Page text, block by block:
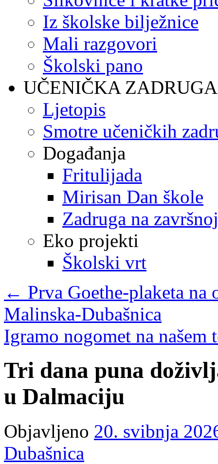
Iz školske bilježnice
Mali razgovori
Školski pano
UČENIČKA ZADRUGA
Ljetopis
Smotre učeničkih
Događanja
Fritulijada
Mirisan Dan škole
Zadruga na
Eko projekti
Školski vrt
← Prva Goethe-plaketa
Malinska-Dubašnica
Igramo nogomet na našem
Tri dana puna
u Dalmaciju
Objavljeno 20. svibnja
Dubašnica